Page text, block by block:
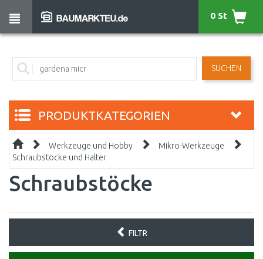
SUCHEN
0 St
PRODUKTKATEGORIEN
Werkzeuge und Hobby
Mikro-Werkzeuge
Schraubstöcke und Halter
Schraubstöcke
FILTR